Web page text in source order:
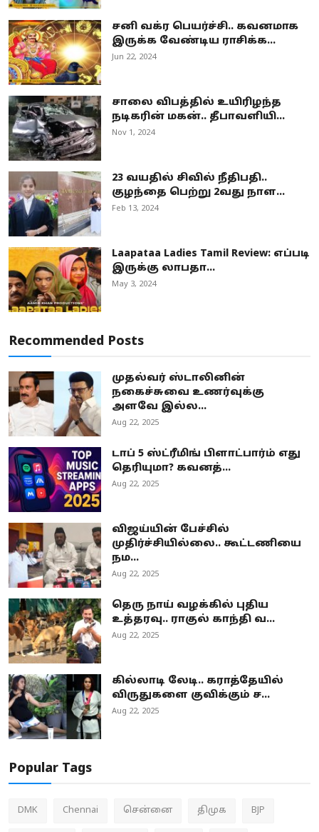
சனி வக்ர பெயர்ச்சி.. கவனமாக
இருக்க வேண்டிய ராசிக்க...
Jun 22, 2024
சாலை விபத்தில் உயிரிழந்த
நடிகரின் மகன்.. தீபாவளியி...
Nov 1, 2024
23 வயதில் சிவில் நீதிபதி..
குழந்தை பெற்று 2வது நாள...
Feb 13, 2024
Laapataa Ladies Tamil Review: எப்படி
இருக்கு லாபதா...
May 3, 2024
Recommended Posts
முதல்வர் ஸ்டாலினின்
நகைச்சுவை உணர்வுக்கு
அளவே இல்ல...
Aug 22, 2025
டாப் 5 ஸ்ட்ரீமிங் பிளாட்பார்ம் எது
தெரியுமா? கவனத்...
Aug 22, 2025
விஜய்யின் பேச்சில்
முதிர்ச்சியில்லை.. கூட்டணியை
நம...
Aug 22, 2025
தெரு நாய் வழக்கில் புதிய
உத்தரவு.. ராகுல் காந்தி வ...
Aug 22, 2025
கில்லாடி லேடி.. கராத்தேயில்
விருதுகளை குவிக்கும் ச...
Aug 22, 2025
Popular Tags
DMK Chennai சென்னை திமுக BJP